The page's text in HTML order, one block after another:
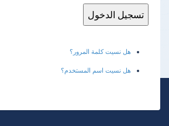
هل نسيت كلمة المرور؟
هل نسيت اسم المستخدم؟